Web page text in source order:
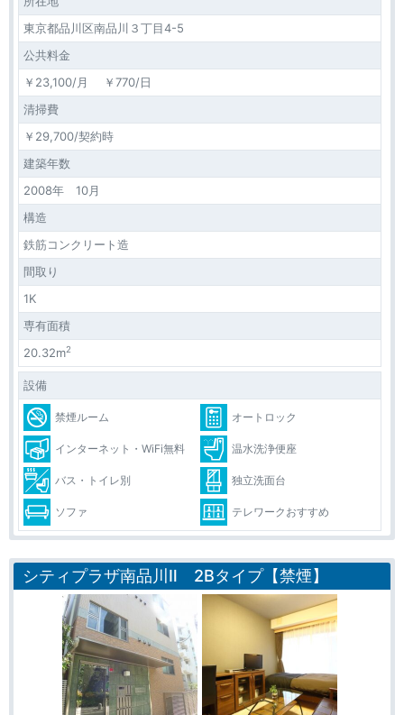
東京都品川区南品川３丁目4-5
公共料金
￥23,100/月 ￥770/日
清掃費
￥29,700/契約時
建築年数
2008年 10月
構造
鉄筋コンクリート造
間取り
1K
専有面積
20.32m2
設備
禁煙ルーム オートロック
インターネット・WiFi無料 温水洗浄便座
バス・トイレ別 独立洗面台
ソファ テレワークおすすめ
シティプラザ南品川Ⅱ 2Bタイプ【禁煙】